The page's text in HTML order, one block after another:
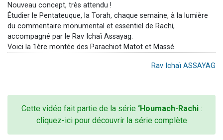
Nouveau concept, très attendu !
Étudier le Pentateuque, la Torah, chaque semaine, à la lumière
du commentaire monumental et essentiel de Rachi,
accompagné par le Rav Ichaï Assayag.
Voici la 1ère montée des Parachiot Matot et Massé.
Rav Ichaï ASSAYAG
Cette vidéo fait partie de la série ‘Houmach-Rachi:
cliquez-ici pour découvrir la série complète